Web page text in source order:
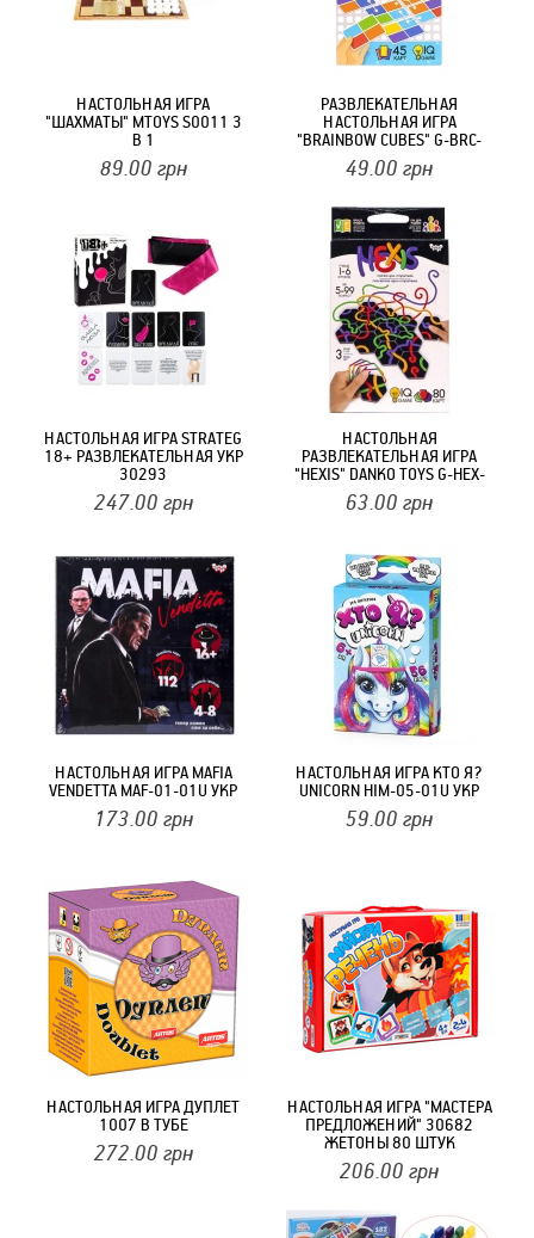
НАСТОЛЬНАЯ ИГРА
"ШАХМАТЫ" MTOYS S0011 3
В 1
89.00 грн
РАЗВЛЕКАТЕЛЬНАЯ
НАСТОЛЬНАЯ ИГРА
"BRAINBOW CUBES" G-BRC-
01-01, 45 КАРТ
49.00 грн
НАСТОЛЬНАЯ ИГРА STRATEG
18+ РАЗВЛЕКАТЕЛЬНАЯ УКР
30293
247.00 грн
НАСТОЛЬНАЯ
РАЗВЛЕКАТЕЛЬНАЯ ИГРА
"HEXIS" DANKO TOYS G-HEX-
01-01 РОС
63.00 грн
НАСТОЛЬНАЯ ИГРА MAFIA
VENDETTA MAF-01-01U УКР
173.00 грн
НАСТОЛЬНАЯ ИГРА КТО Я?
UNICORN HIM-05-01U УКР
59.00 грн
НАСТОЛЬНАЯ ИГРА ДУПЛЕТ
1007 В ТУБЕ
272.00 грн
НАСТОЛЬНАЯ ИГРА "МАСТЕРА
ПРЕДЛОЖЕНИЙ" 30682
ЖЕТОНЫ 80 ШТУК
206.00 грн